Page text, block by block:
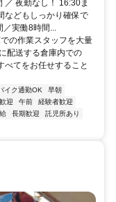
／ 夜勤なし！ 16:30ま
などもしっかり確保で
／実働8時間...
の作業スタッフを大量
配送する倉庫内での
べてをお任せすること
イク通勤OK
早朝
迎 午前
経験者歓迎
長期歓迎
託児所あり